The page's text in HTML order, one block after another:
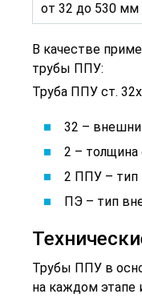
от 32 до 530 мм
В качестве
трубы ППУ:
Труба ППУ ст.
32 –
2 – толщина
2 ППУ – тип
ПЭ – тип
Трубы ППУ в
на каждом этапе